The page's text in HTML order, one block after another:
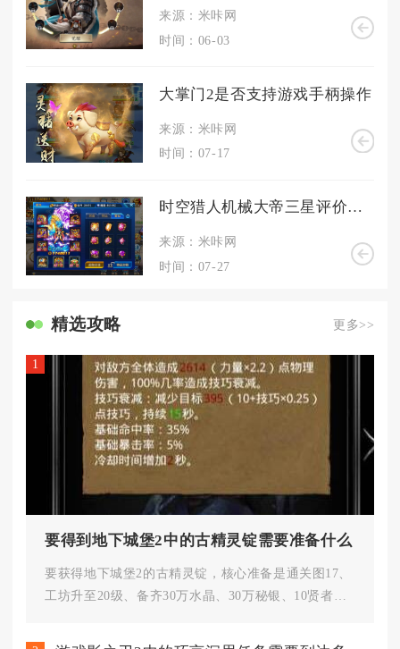
来源：米咔网
时间：06-03
大掌门2是否支持游戏手柄操作
来源：米咔网
时间：07-17
时空猎人机械大帝三星评价需要注意哪些关键点
来源：米咔网
时间：07-27
精选攻略 更多>>
1
要得到地下城堡2中的古精灵锭需要准备什么
要获得地下城堡2的古精灵锭，核心准备是通关图17、
工坊升至20级、备齐30万水晶、30万秘银、10贤者之